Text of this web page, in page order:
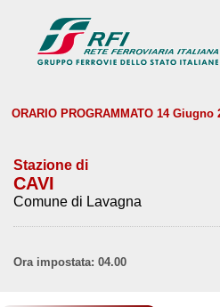
ORARIO PROGRAMMATO 14 Giugno
Stazione di
CAVI
Comune di Lavagna
Ora impostata: 04.00